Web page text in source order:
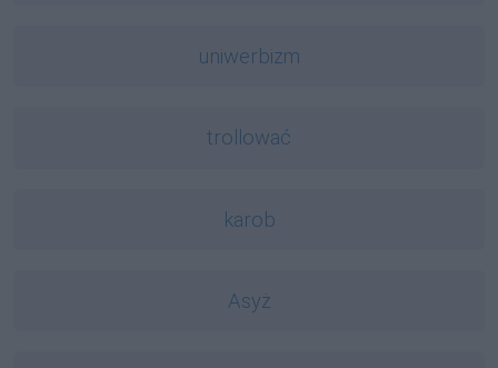
uniwerbizm
trollować
karob
Asyż